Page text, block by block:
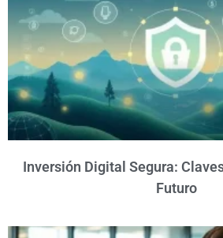
Inversión Digital Segura:
Futuro